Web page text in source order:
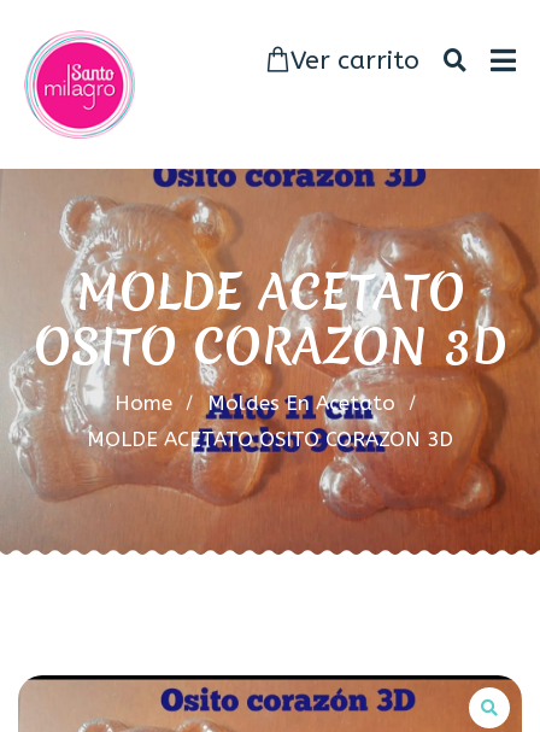
Ver carrito
MOLDE ACETATO
OSITO CORAZON 3D
Home
Moldes En Acetato
MOLDE ACETATO OSITO CORAZON 3D